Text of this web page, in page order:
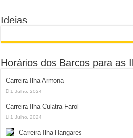
Ideias
Horários dos Barcos para as
Carreira Ilha Armona
1 Julho, 2024
Carreira Ilha Culatra-Farol
1 Julho, 2024
Carreira Ilha Hangares